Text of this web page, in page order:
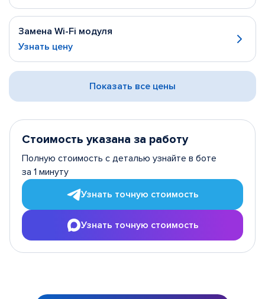
Замена Wi-Fi модуля
Узнать цену
Показать все цены
Стоимость указана за работу
Полную стоимость с деталью узнайте в боте
за 1 минуту
Узнать точную стоимость
Узнать точную стоимость